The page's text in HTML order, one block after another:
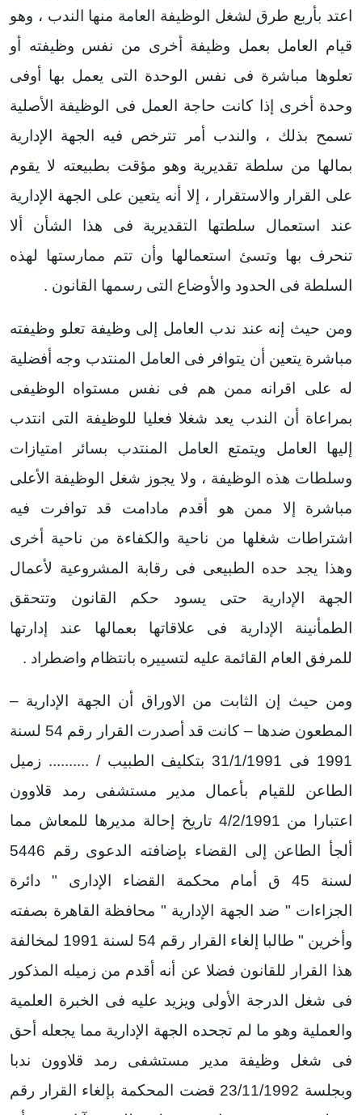
اعتد بأربع طرق لشغل الوظيفة العامة منها الندب ، وهو
قيام العامل بعمل وظيفة أخرى من نفس وظيفته أو
تعلوها مباشرة فى نفس الوحدة التى يعمل بها أوفى
وحدة أخرى إذا كانت حاجة العمل فى الوظيفة الأصلية
تسمح بذلك ، والندب أمر تترخص فيه الجهة الإدارية
بمالها من سلطة تقديرية وهو مؤقت بطبيعته لا يقوم
على القرار والاستقرار ، إلا أنه يتعين على الجهة الإدارية
عند استعمال سلطتها التقديرية فى هذا الشأن ألا
تنحرف بها وتسئ استعمالها وأن تتم ممارستها لهذه
السلطة فى الحدود والأوضاع التى رسمها القانون .
ومن حيث إنه عند ندب العامل إلى وظيفة تعلو وظيفته
مباشرة يتعين أن يتوافر فى العامل المنتدب وجه أفضلية
له على اقرانه ممن هم فى نفس مستواه الوظيفى
بمراعاة أن الندب يعد شغلا فعليا للوظيفة التى انتدب
إليها العامل ويتمتع العامل المنتدب بسائر امتيازات
وسلطات هذه الوظيفة ، ولا يجوز شغل الوظيفة الأعلى
مباشرة إلا ممن هو أقدم مادامت قد توافرت فيه
اشتراطات شغلها من ناحية والكفاءة من ناحية أخرى
وهذا يجد حده الطبيعى فى رقابة المشروعية لأعمال
الجهة الإدارية حتى يسود حكم القانون وتتحقق
الطمأنينة الإدارية فى علاقاتها بعمالها عند إدارتها
للمرفق العام القائمة عليه لتسييره بانتظام واضطراد .
ومن حيث إن الثابت من الاوراق أن الجهة الإدارية –
المطعون ضدها – كانت قد أصدرت القرار رقم 54 لسنة
1991 فى 31/1/1991 بتكليف الطبيب / .......... زميل
الطاعن للقيام بأعمال مدير مستشفى رمد قلاوون
اعتبارا من 4/2/1991 تاريخ إحالة مديرها للمعاش مما
ألجأ الطاعن إلى القضاء بإضافته الدعوى رقم 5446
لسنة 45 ق أمام محكمة القضاء الإدارى " دائرة
الجزاءات " ضد الجهة الإدارية " محافظة القاهرة بصفته
وأخرين " طالبا إلغاء القرار رقم 54 لسنة 1991 لمخالفة
هذا القرار للقانون فضلا عن أنه أقدم من زميله المذكور
فى شغل الدرجة الأولى ويزيد عليه فى الخبرة العلمية
والعملية وهو ما لم تجحده الجهة الإدارية مما يجعله أحق
فى شغل وظيفة مدير مستشفى رمد قلاوون ندبا
وبجلسة 23/11/1992 قضت المحكمة بإلغاء القرار رقم